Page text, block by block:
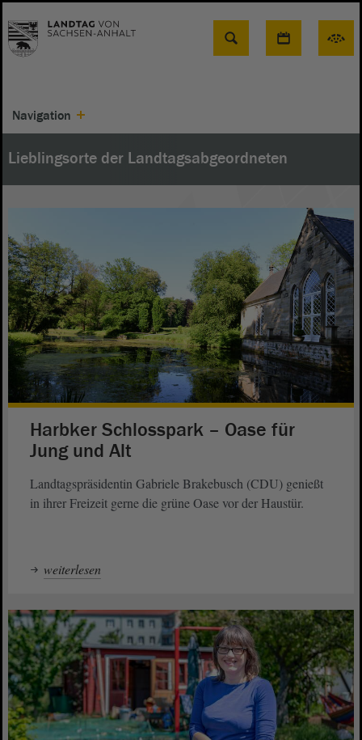
Suche
Navigation
Lieblingsorte der Landtagsabgeordneten
Harbker Schlosspark – Oase für
Jung und Alt
Landtagspräsidentin Gabriele Brakebusch (CDU) genießt
in ihrer Freizeit gerne die grüne Oase vor der Haustür.
weiterlesen